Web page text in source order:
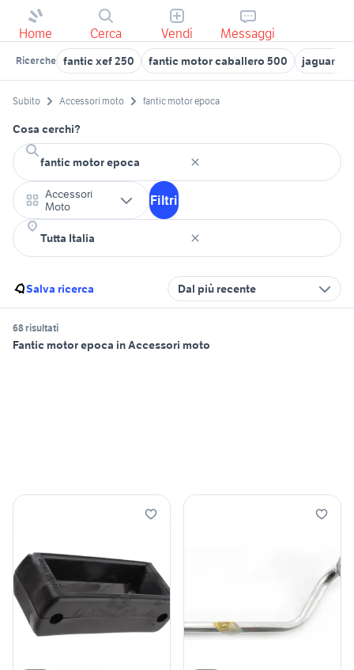
Home Cerca Vendi Messaggi
Ricerche fantic xef 250 fantic motor caballero 500 jaguar xj
Subito Accessori moto fantic motor epoca
Cosa cerchi?
Accessori
Moto
Filtri
Salva ricerca Dal più recente
68 risultati
Fantic motor epoca in Accessori moto